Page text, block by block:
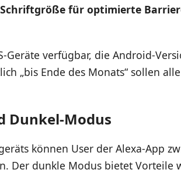
für optimierte
Geräte verfügbar, die Android-
„bis Ende des Monats“ sollen
Dunkel-Modus
können User der Alexa-App
Der dunkle Modus bietet Vorteile